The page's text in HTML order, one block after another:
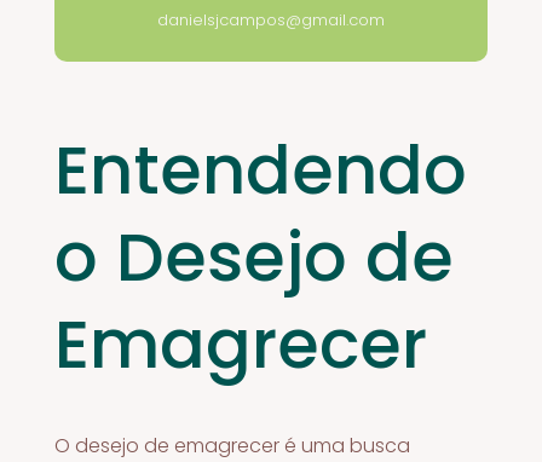
danielsjcampos@gmail.com
Entendendo
o Desejo de
Emagrecer
O desejo de emagrecer é uma busca